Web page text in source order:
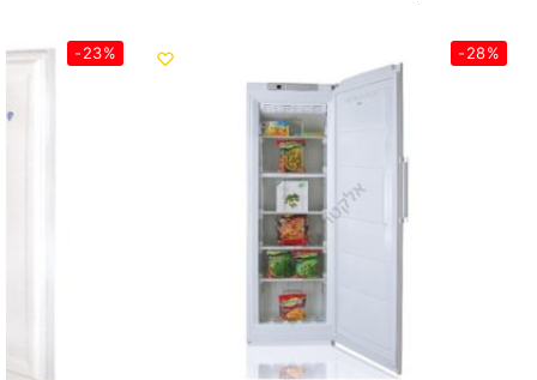
-28%
-23%